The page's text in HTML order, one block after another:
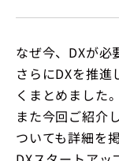
なぜ今、DXが必
さらにDXを推
くまとめました。
また今回ご紹介
ついても詳細を